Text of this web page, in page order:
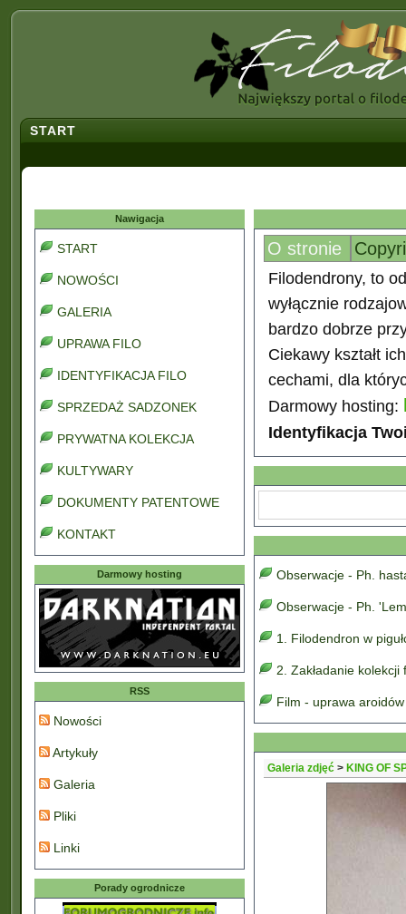
START
Nawigacja
START
NOWOŚCI
GALERIA
UPRAWA FILO
IDENTYFIKACJA FILO
SPRZEDAŻ SADZONEK
PRYWATNA KOLEKCJA
KULTYWARY
DOKUMENTY PATENTOWE
KONTAKT
Darmowy hosting
RSS
Nowości
Artykuły
Galeria
Pliki
Linki
Porady ogrodnicze
O stronie
Filodendrony, to
wyłącznie
bardzo dobrze
Ciekawy kształt
cechami, dla
Darmowy hosting:
Identyfikacja
Obserwacje - Ph.
Obserwacje - Ph.
1. Filodendron w
2. Zakładanie
Film - uprawa
Galeria zdjęć > KING OF